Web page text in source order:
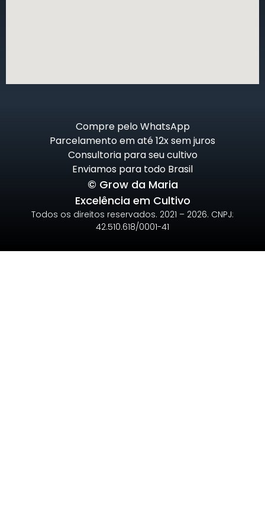
Compre pelo WhatsApp
Parcelamento em até 12x sem juros
Consultoria para seu cultivo
Enviamos para todo Brasil
© Grow da Maria
Excelência em Cultivo
Todos os direitos reservados. 2021 – 2026. CNPJ:
42.510.618/0001-41